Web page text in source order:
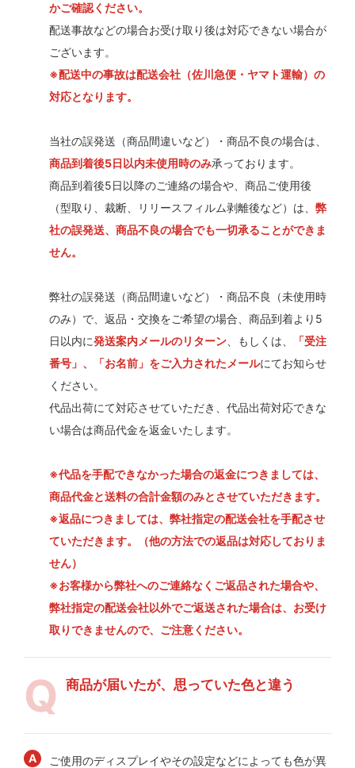
かご確認ください。
配送事故などの場合お受け取り後は対応できない場合が
ございます。
※配送中の事故は配送会社（佐川急便・ヤマト運輸）の
対応となります。
当社の誤発送（商品間違いなど）・商品不良の場合は、
商品到着後5日以内未使用時のみ承っております。
商品到着後5日以降のご連絡の場合や、商品ご使用後
（型取り、裁断、リリースフィルム剥離後など）は、 弊
社の誤発送、商品不良の場合でも一切承ることができま
せん。
弊社の誤発送（商品間違いなど）・商品不良（未使用時
のみ）で、返品・交換をご希望の場合、商品到着より5
日以内に発送案内メールのリターン 、もしくは、
「受注
番号」、「お名前」をご入力されたメールにてお知らせ
ください。
代品出荷にて対応させていただき、代品出荷対応できな
い場合は商品代金を返金いたします。
※代品を手配できなかった場合の返金につきましては、
商品代金と送料の合計金額のみとさせていただきます。
※返品につきましては、弊社指定の配送会社を手配させ
ていただきます。（他の方法での返品は対応しておりま
せん）
※お客様から弊社へのご連絡なくご返品された場合や、
弊社指定の配送会社以外でご返送された場合は、お受け
取りできませんので、ご注意ください。
商品が届いたが、思っていた色と違う
ご使用のディスプレイやその設定などによっても色が異